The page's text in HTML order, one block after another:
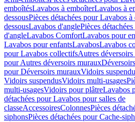
emboîtésLavabos à emboîterLavabos à
dessousPièces détachées pour Lavabos à
dessousLavabos d'anglePièces
d'angleLavabos ComfortLavabos pour
Lavabos pour enfantsLavabosLavabos
pour Lavabos collectifsAutres
pour Autres déversoirs muraux
pour Déversoirs murauxVidoirs
Vidoirs suspendusVidoirs multi-usages
multi-usagesVidoirs pour plâtreLavabos
détachées pour Lavabos pour salles de
classeAccessoiresColonnesPièces
siphonsPièces détachées pour Cache-